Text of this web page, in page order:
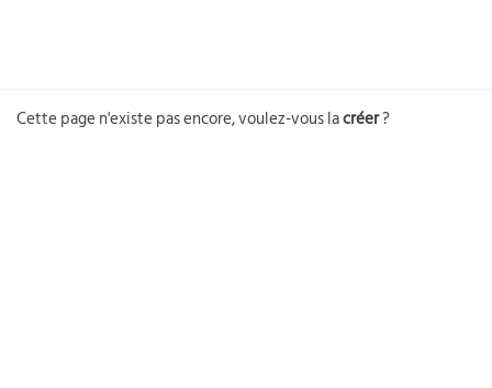
Cette page n'existe pas encore, voulez-vous lacréer?